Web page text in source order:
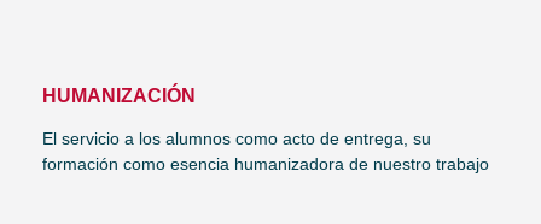
HUMANIZACIÓN
El servicio a los alumnos como acto de entrega, su
formación como esencia humanizadora de nuestro trabajo